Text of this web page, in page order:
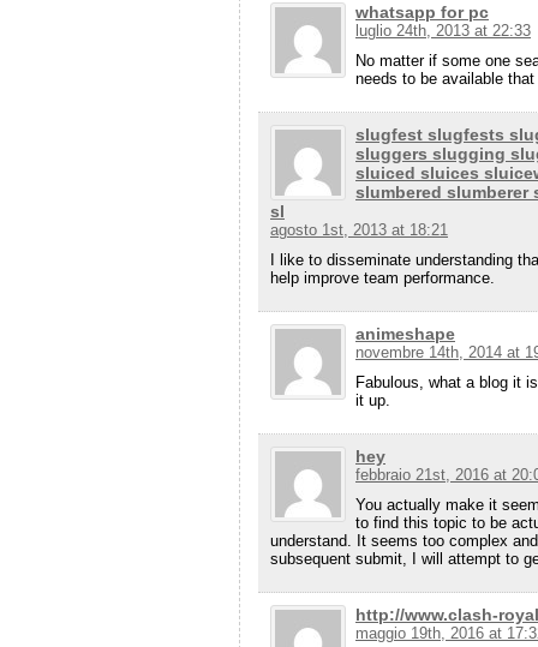
whatsapp for pc
luglio 24th, 2013 at 22:33
No matter if some one
needs to be available
slugfest slugfests
sluggers slugging
sluiced sluices
slumbered slumberer
sl
agosto 1st, 2013 at 18:21
I like to disseminate understanding
help improve team performance.
animeshape
novembre 14th, 2014 at
Fabulous, what a blog it
it up.
hey
febbraio 21st, 2016 at
You actually make it
to find this topic to be
understand. It seems too complex
subsequent submit, I will attempt to
http://www.clash-
maggio 19th, 2016 at